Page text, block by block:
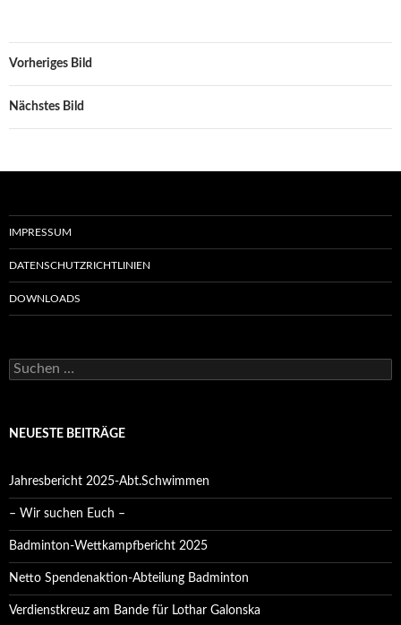
Vorheriges Bild
Nächstes Bild
IMPRESSUM
DATENSCHUTZRICHTLINIEN
DOWNLOADS
Suchen
nach:
NEUESTE BEITRÄGE
Jahresbericht 2025-Abt.Schwimmen
– Wir suchen Euch –
Badminton-Wettkampfbericht 2025
Netto Spendenaktion-Abteilung Badminton
Verdienstkreuz am Bande für Lothar Galonska